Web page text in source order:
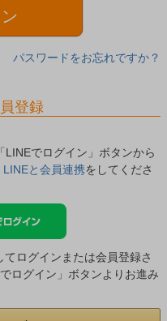
パスワードをお忘れですか？
登録
でログイン」ボタンから
LINEと会員連携をしてくださ
ログインまたは会員登録さ
ログイン」ボタンよりお進み